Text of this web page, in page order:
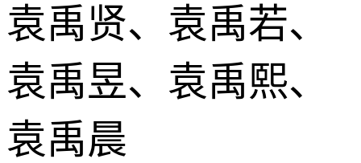
袁禹贤、袁禹若、
袁禹昱、袁禹熙、
袁禹晨